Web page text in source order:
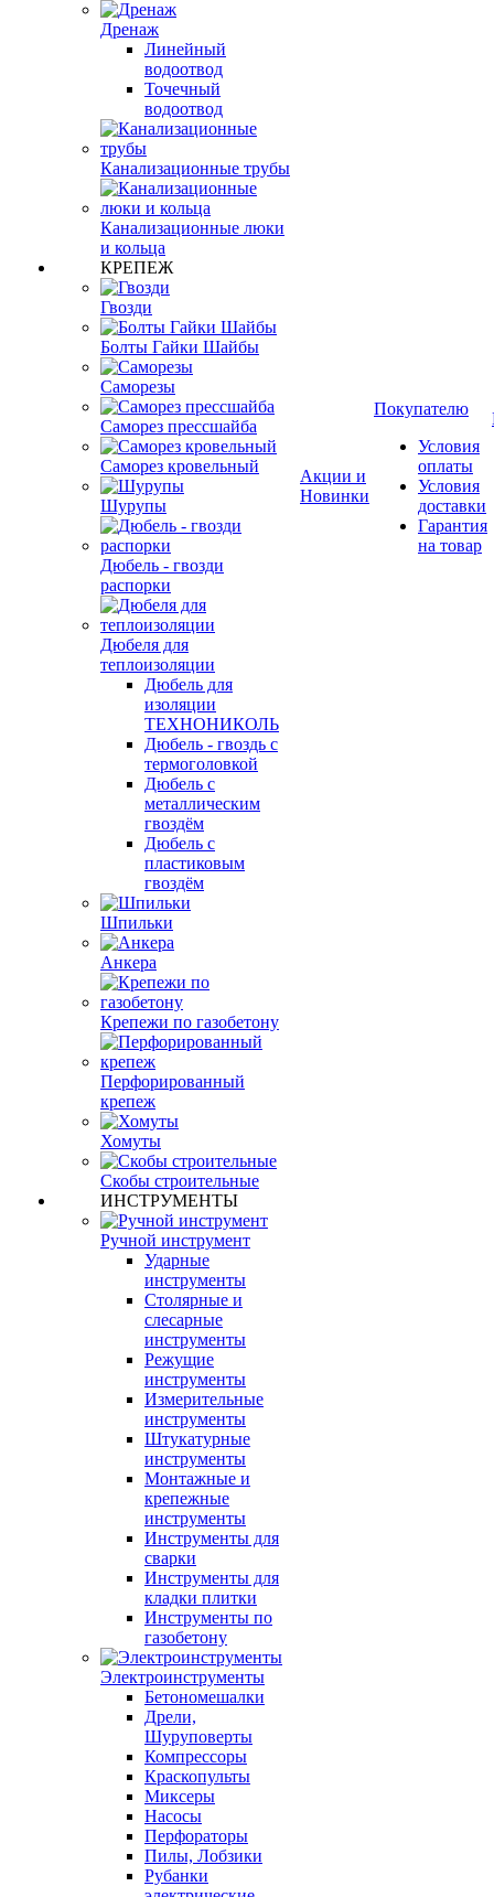
Дренаж
Линейный
водоотвод
Точечный
водоотвод
Канализационные трубы
Канализационные люки
и кольца
КРЕПЕЖ
Гвозди
Болты Гайки Шайбы
Саморезы
Саморез прессшайба
Саморез кровельный
Шурупы
Дюбель - гвозди
распорки
Дюбеля для
теплоизоляции
Дюбель для
изоляции
ТЕХНОНИКОЛЬ
Дюбель - гвоздь с
термоголовкой
Дюбель с
металлическим
гвоздём
Дюбель с
пластиковым
гвоздём
Шпильки
Анкера
Крепежи по газобетону
Перфорированный
крепеж
Хомуты
Скобы строительные
ИНСТРУМЕНТЫ
Ручной инструмент
Ударные
инструменты
Столярные и
слесарные
инструменты
Режущие
инструменты
Измерительные
инструменты
Штукатурные
инструменты
Монтажные и
крепежные
инструменты
Инструменты для
сварки
Инструменты для
кладки плитки
Инструменты по
газобетону
Электроинструменты
Бетономешалки
Дрели,
Шуруповерты
Компрессоры
Краскопульты
Миксеры
Насосы
Перфораторы
Пилы, Лобзики
Рубанки
Акции и
Новинки
Покупателю
Условия
оплаты
Условия
доставки
Гарантия
на товар